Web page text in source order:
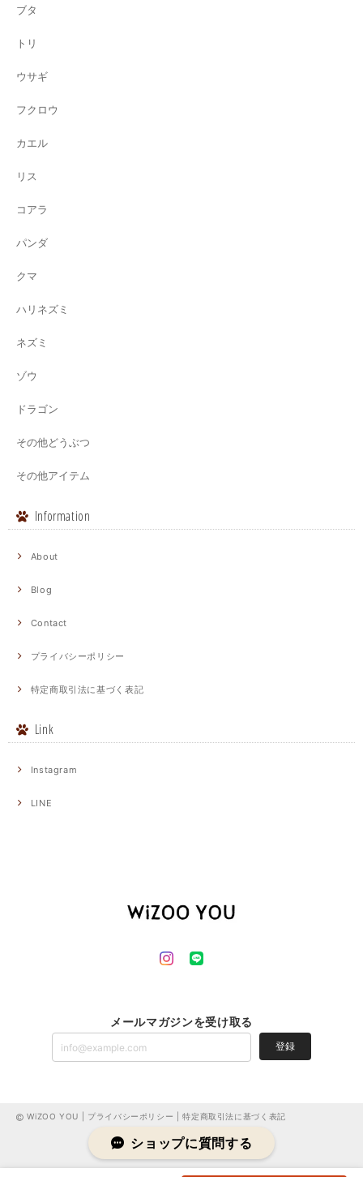
ブタ
トリ
ウサギ
フクロウ
カエル
リス
コアラ
パンダ
クマ
ハリネズミ
ネズミ
ゾウ
ドラゴン
その他どうぶつ
その他アイテム
Information
About
Blog
Contact
プライバシーポリシー
特定商取引法に基づく表記
Link
Instagram
LINE
メールマガジンを受け取る
登録
WiZOO YOU | プライバシーポリシー |特定商取引法に基づく表記
ショップに質問する